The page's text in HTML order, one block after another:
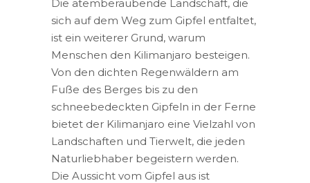
Die atemberaubende Landschaft, die
sich auf dem Weg zum Gipfel entfaltet,
ist ein weiterer Grund, warum
Menschen den Kilimanjaro besteigen.
Von den dichten Regenwäldern am
Fuße des Berges bis zu den
schneebedeckten Gipfeln in der Ferne
bietet der Kilimanjaro eine Vielzahl von
Landschaften und Tierwelt, die jeden
Naturliebhaber begeistern werden.
Die Aussicht vom Gipfel aus ist